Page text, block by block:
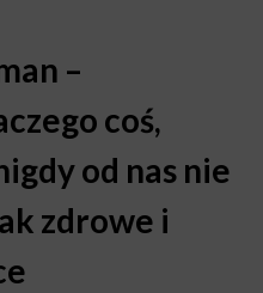
–
coś,
od nas nie
zdrowe i